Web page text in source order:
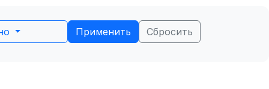
Применить Сбросить